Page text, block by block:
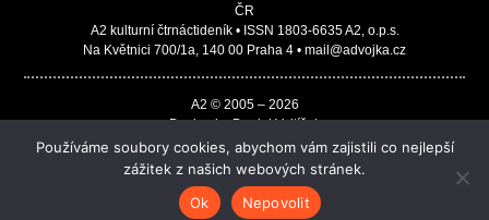
ČR
A2 kulturní čtrnáctideník • ISSN 1803-6635 A2, o.p.s.
Na Květnici 700/1a, 140 00 Praha 4 • mail@advojka.cz
A2 © 2005 – 2026
Design by Daniel Vojtíšek
Built by JASA-IT & ChSoft
Používáme soubory cookies, abychom vám zajistili co nejlepší
zážitek z našich webových stránek.
Ok
Nepovolit